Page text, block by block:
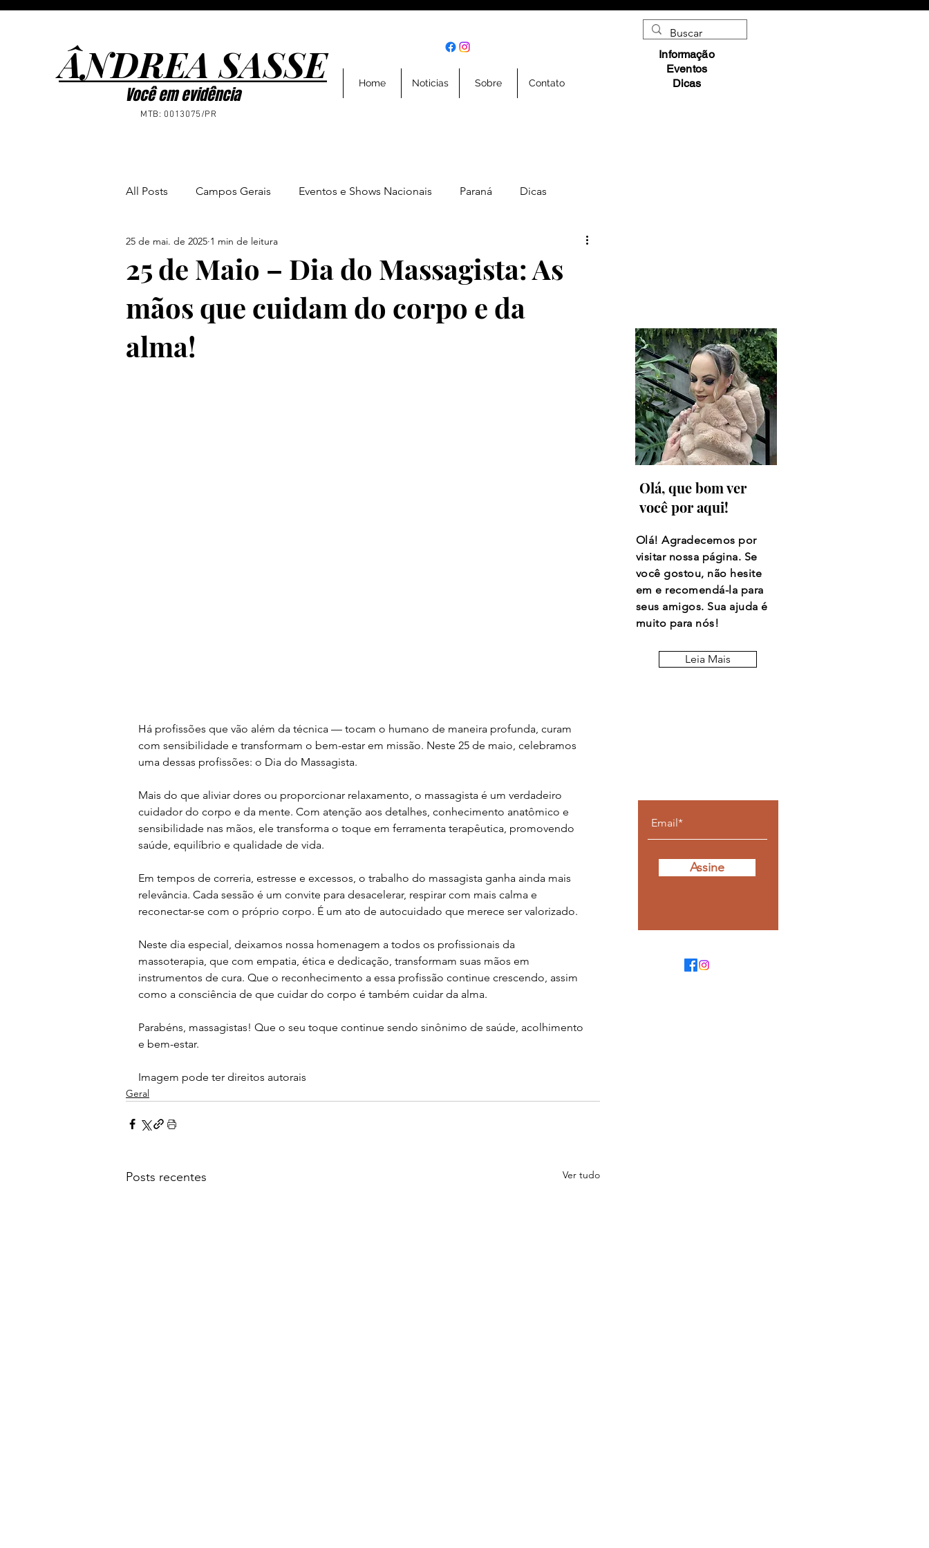
ÂNDREA SASSE
ÂNDREA SASSE
Você em evidência
MTB: 0013075/PR
Home Noticias Sobre Contato
Informação
Eventos
Dicas
All Posts Campos Gerais Eventos e Shows Nacionais Paraná Dicas
Ponta Grossa Notícias
25 de Maio – Dia do Massagista: As
mãos que cuidam do corpo e da
alma!
25 de mai. de 2025 1 min de leitura
Há profissões que vão além da técnica — tocam o humano de maneira profunda, curam
com sensibilidade e transformam o bem-estar em missão. Neste 25 de maio, celebramos
uma dessas profissões: o Dia do Massagista.
Mais do que aliviar dores ou proporcionar relaxamento, o massagista é um verdadeiro
cuidador do corpo e da mente. Com atenção aos detalhes, conhecimento anatômico e
sensibilidade nas mãos, ele transforma o toque em ferramenta terapêutica, promovendo
saúde, equilíbrio e qualidade de vida.
Em tempos de correria, estresse e excessos, o trabalho do massagista ganha ainda mais
relevância. Cada sessão é um convite para desacelerar, respirar com mais calma e
reconectar-se com o próprio corpo. É um ato de autocuidado que merece ser valorizado.
Neste dia especial, deixamos nossa homenagem a todos os profissionais da
massoterapia, que com empatia, ética e dedicação, transformam suas mãos em
instrumentos de cura. Que o reconhecimento a essa profissão continue crescendo, assim
como a consciência de que cuidar do corpo é também cuidar da alma.
Parabéns, massagistas! Que o seu toque continue sendo sinônimo de saúde, acolhimento
e bem-estar.
Imagem pode ter direitos autorais
Geral
Posts recentes Ver tudo
Olá, que bom ver
você por aqui!
Olá! Agradecemos por
visitar nossa página. Se
você gostou, não hesite
em e recomendá-la para
seus amigos. Sua ajuda é
muito para nós!
Leia Mais
Assine